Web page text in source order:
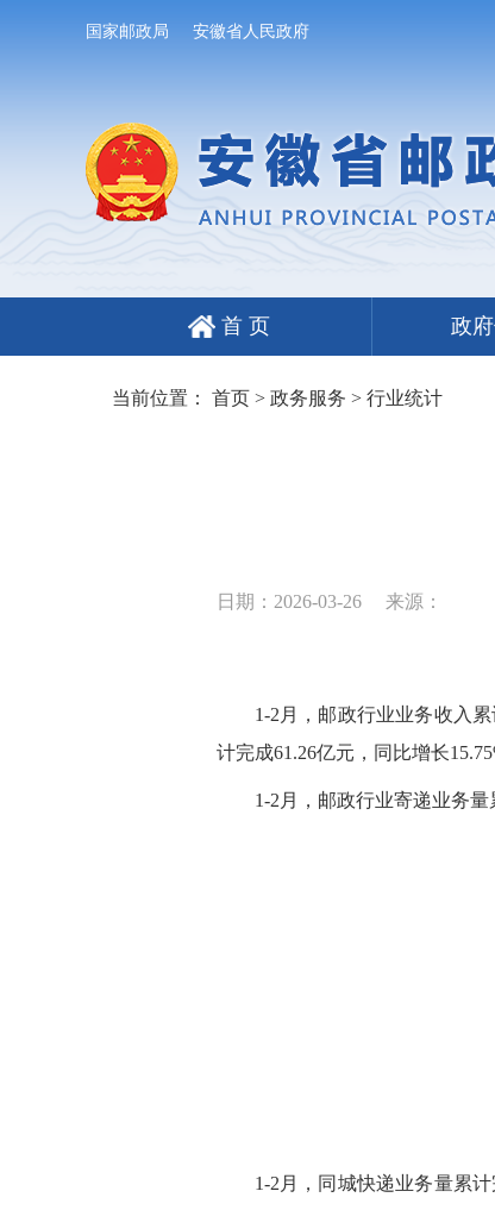
国家邮政局 安徽省人民政府
首 页 政
当前位置： 首页> 政务服务 > 行业统计
日期：2026-03-26 来源：
1-2月，邮政行业业务收入
计完成61.26亿元，同比增长
1-2月，邮政行业寄递业务量
1-2月，同城快递业务量累